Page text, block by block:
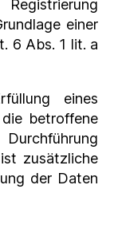
einer
6 Abs. 1 lit. a
eines
betroffene
zusätzliche
der Daten